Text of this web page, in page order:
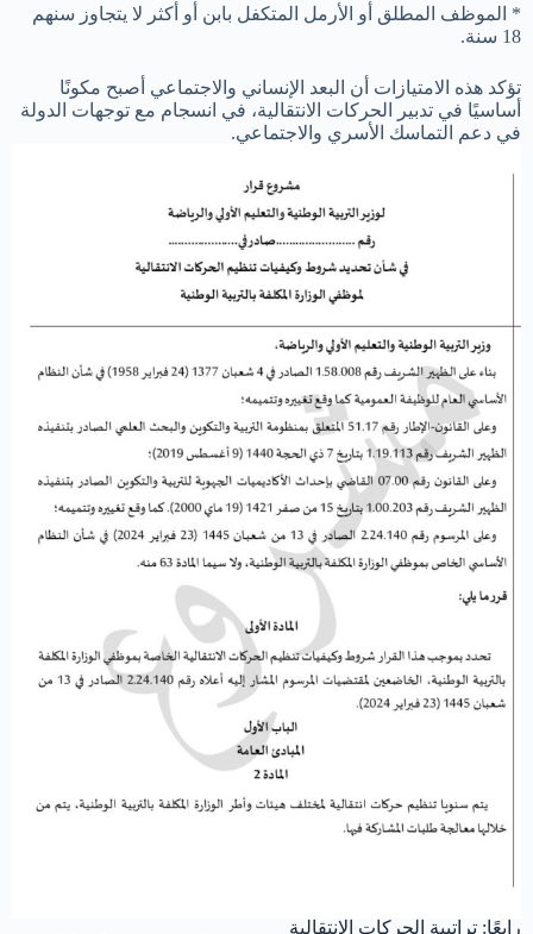
* الموظف المطلق أو الأرمل المتكفل بابن أو أكثر لا يتجاوز سنهم
18 سنة.
تؤكد هذه الامتيازات أن البعد الإنساني والاجتماعي أصبح مكونًا
أساسيًا في تدبير الحركات الانتقالية، في انسجام مع توجهات الدولة
في دعم التماسك الأسري والاجتماعي.
رابعًا: تراتبية الحركات الانتقالية